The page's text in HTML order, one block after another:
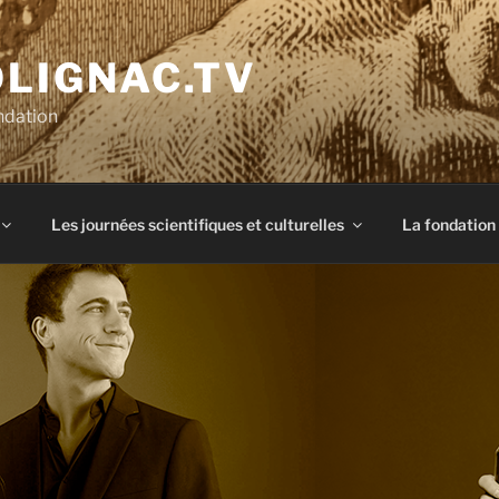
Les journées scientifiques et culturelles La fondation